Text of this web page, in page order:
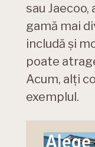
sau
gamă mai
includă și
poate
Acum, alți
exemplul.